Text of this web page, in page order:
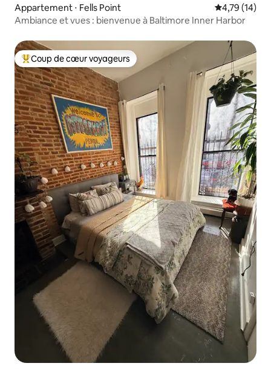
Appartement ⋅ Fells Point Évaluation
4,79 (14)
Ambiance et vues : bienvenue à Baltimore Inner Harbor
Coups de cœur voyageurs les plus appréciés
Coup de cœur voyageurs